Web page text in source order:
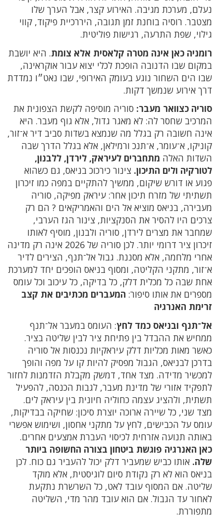
נעלם, מערכת מגיבה. האירוע קצר, אבל הערך שלו
מצטבר. רוסיה בוחנת זמן תגובה, היררכיית פיקוד, קווי
גילוי, שפת התרעה, רגישות פוליטית.
רומניה כאן אינה מטרה קלאסית אלא צומת. היא יושבת
במקום שבו הדנובה הופכת לכלי יצוא עבור אוקראינה,
שבו הים השחור נוגע בעומק האירופי, שבו נאט״ו נמדדת
דרך אירוע שנמשך דקות.
סוריה כצוואר מעבר: סוריה מוסיפה לקשת הצפונית את
המרכיב שחסר לה: לא מאגר גדול, אלא גוף מעבר. היא
אינה חשובה רק בגלל מה שנמצא בשדות סביב דיר א־זור,
קוניקו, א־עומר, א־תנכ ורמילאן, אלא בגלל הדרך שבה
השדות האלה מתחברים לעיראק, לירדן, ללבנון,
לטורקיה ולים התיכון. צינור כירכוכ בניאס, גם כשהוא
פגוע או דורש שיקום, ממשיך להתקיים במפה כמו זיכרון
תשתיתי של מזרח תיכון אחר: עיראק מפיקה, סוריה
מעבירה, בניאס מוציא אל הים והאמריקאים ? הם רק
צרכים היו להסיר את הסנקציות, צינור הגז הערבי,
שמחבר את מצרים לירדן, סוריה ולבנון, מוסיף לאותו
זיכרון ציר דרומי יותר. לכן סוריה של 2026 אינה רק מדינה
אחרי מלחמה, אלא מסננת. גבול אל־תנף, הצירים לדיר
א־זור, מתקני הקליטה, ומסוף בניאס הופכים יחד למערכת
אחת שבה כל מכלית דלק, כל בדיקה, כל עיכוב וכל עומס
מספרים את אותו סיפור: המעברים מכתיבים את קצב
זרימת האנרגיה
אל־תנף ובניאס כמד לחץ: העומס במעבר אל־תנף
ממחיש את ההבדל בין פתיחת ציר לבין שליטה בציר.
כאשר מאות מכליות דלק עיראקיות נכנסות אל סוריה
בדרכן לבניאס, הגבול מפסיק להיות קו על מפה והופך
למכשיר מדידה. מצד אחד, דמשק מקבלת הזדמנות לחזור
לתפקיד אזורי של מדינת מעבר, לגבות הכנסה, להפעיל
תשתית, ולהציג עצמה כחוליה חיונית בין עיראק לים.
מצד שני, כל שיירה ארוכה יוצרת סיכון: שחיקה בבדיקות,
עומס על הכבישים, לחץ על מתקני אחסון, ושימוש אפשרי
באותה תנועה אזרחית לכיסוי העברת אמצעים אחרים.
כאן האנרגיה פוגשת ביטחון בצורה החשופה ביותר
שלה. אותו כביש שמעביר דלק יכול להעביר גם כוח. לכן
בניאס הוא לא רק נקודת סיום לוגיסטית, אלא מוקד
שליטה. אם המסוף עובד לאט, כל השרשרת נתקעת
לאחור עד הגבול. אם הוא עובד מהר מדי, השליטה
מתפוררת.